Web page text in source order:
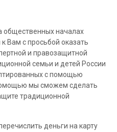
общественных началах
Вам с просьбой оказать
и правозащитной
семьи и детей России
с помощью
мы сможем сделать
традиционной
деньги на карту